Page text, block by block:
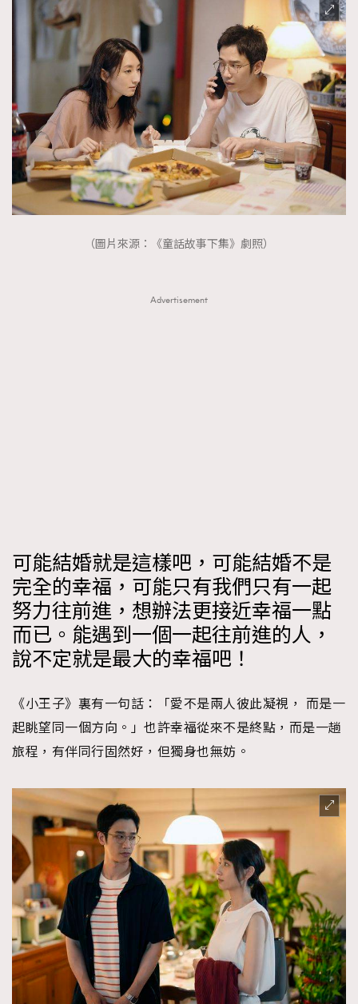
（圖片來源：《童話故事下集》劇照）
Advertisement
可能結婚就是這樣吧，可能結婚不是
完全的幸福，可能只有我們只有一起
努力往前進，想辦法更接近幸福一點
而已。能遇到一個一起往前進的人，
說不定就是最大的幸福吧！
《小王子》裏有一句話：「愛不是兩人彼此凝視， 而是一
起眺望同一個方向。」也許幸福從來不是終點，而是一趟
旅程，有伴同行固然好，但獨身也無妨。